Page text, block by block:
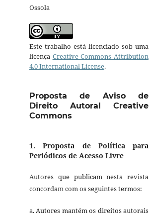
Ossola
Este trabalho está licenciado sob uma
licença Creative Commons Attribution
4.0 International License.
Proposta de Aviso de
Direito Autoral Creative
Commons
1. Proposta de Política para
Periódicos de Acesso Livre
Autores que publicam nesta revista
concordam com os seguintes termos:
a. Autores mantém os direitos autorais